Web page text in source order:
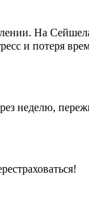
На
и потеря
неделю,